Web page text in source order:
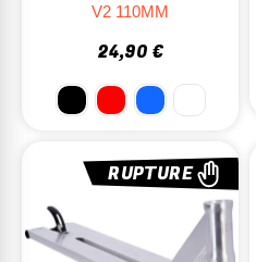
V2 110MM
24,90 €
RUPTURE